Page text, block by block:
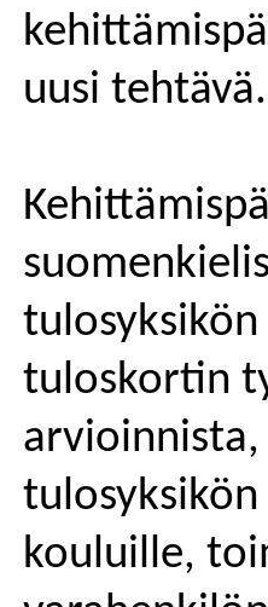
uusi tehtävä.
tuloskortin
kouluille,